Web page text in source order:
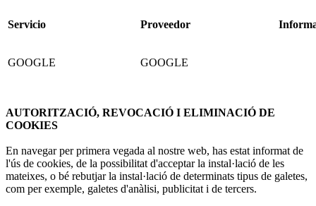
Servicio Proveedor
GOOGLE GOOGLE
AUTORITZACIÓ, REVOCACIÓ I ELIMINACIÓ DE
COOKIES
En navegar per primera vegada al nostre web, has estat informat de
l'ús de cookies, de la possibilitat d'acceptar la instal·lació de les
mateixes, o bé rebutjar la instal·lació de determinats tipus de galetes,
com per exemple, galetes d'anàlisi, publicitat i de tercers.